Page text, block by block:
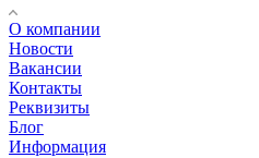
О компании
Новости
Вакансии
Контакты
Реквизиты
Блог
Информация